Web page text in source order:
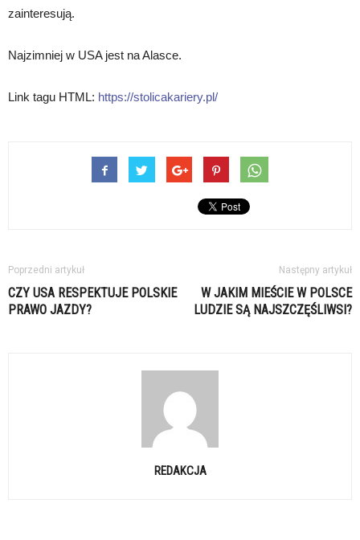
zainteresują.
Najzimniej w USA jest na Alasce.
Link tagu HTML: https://stolicakariery.pl/
Poprzedni artykuł
CZY USA RESPEKTUJE POLSKIE
PRAWO JAZDY?
Następny artykuł
W JAKIM MIEŚCIE W POLSCE
LUDZIE SĄ NAJSZCZĘŚLIWSI?
REDAKCJA